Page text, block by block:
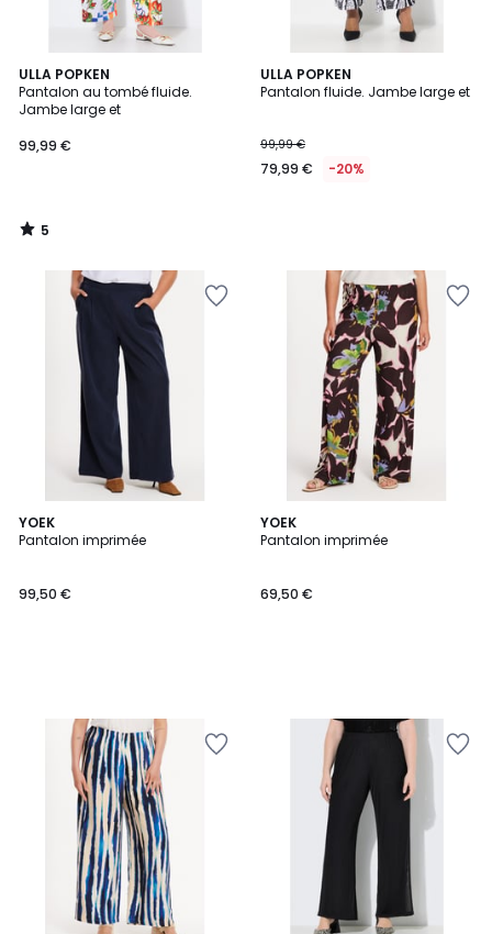
ULLA POPKEN
Pantalon au tombé fluide.
Jambe large et
99,99 €
5
/
5
5
/
ULLA POPKEN
Pantalon fluide. Jambe large et
99,99 €
79,99 € -20%
YOEK
Pantalon imprimée
99,50 €
YOEK
Pantalon imprimée
69,50 €